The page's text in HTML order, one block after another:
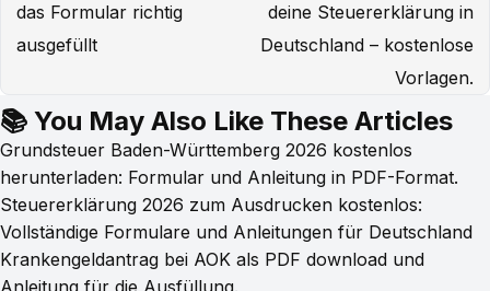
das Formular richtig
ausgefüllt
deine Steuererklärung in
Deutschland – kostenlose
Vorlagen.
📚 You May Also Like These Articles
Grundsteuer Baden-Württemberg 2026 kostenlos
herunterladen: Formular und Anleitung in PDF-Format.
Steuererklärung 2026 zum Ausdrucken kostenlos:
Vollständige Formulare und Anleitungen für Deutschland
Krankengeldantrag bei AOK als PDF download und